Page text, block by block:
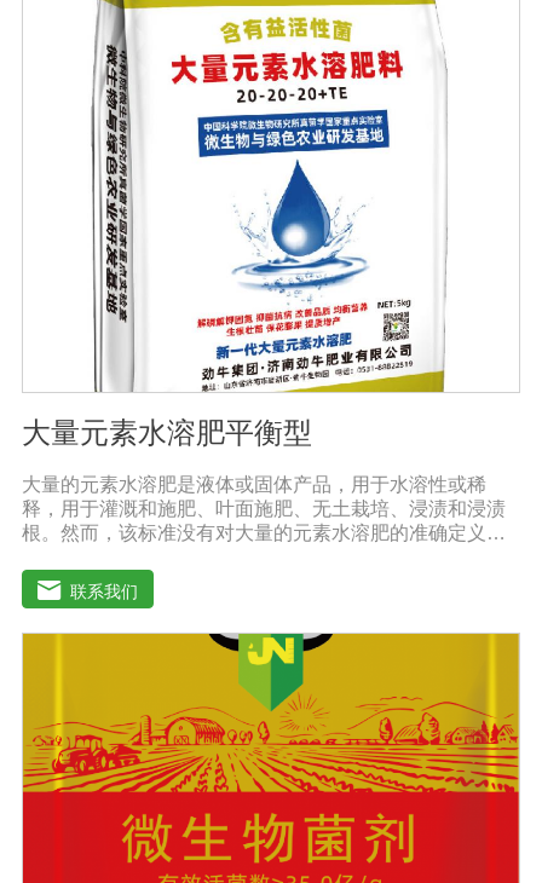
料。使用技巧：1．避免直接冲施，要采取二次稀释法。由
于水溶性肥料有别于一般的复合肥料，所以农民就不能够
按常规施肥方法，造成施肥不均匀，出现烧苗伤根，苗小
苗弱等现象，二次稀释保证冲肥均匀，提高肥料利用率。
2．严格控制施肥量。水溶肥比一般复合肥养分含量高，用
量相对较少。由于其速效性强，难以在土壤中长期存留，
所以要严格控制施肥量，避免肥料流失即降低施肥的经济
效益，达不到高产优质高效的目的。3．尽量单用或与非碱
性的农药混用。比如在蔬菜出现缺素症或根系生长不良
时，不少农民多采用喷施水溶肥的方法加以缓解。在此提
醒农民朋友，水溶肥要尽量单独施用或与非碱性的农药混
用，以免金属离子起反应产生沉淀，造成叶片肥害或药
大量元素水溶肥平衡型
大量的元素水溶肥是液体或固体产品，用于水溶性或稀
释，用于灌溉和施肥、叶面施肥、无土栽培、浸渍和浸渍
根。然而，该标准没有对大量的元素水溶肥的准确定义。
合肥料。大量的元素水溶肥的特点是作物喷洒后通过树枝
和树叶迅速渗透到体内，提高作物运输营养物质的能力，
增加果叶营养物质，增强细胞活力和代谢能力。1.促进发
芽，加速茶树、果树、蔬菜等作物的生长，增加花蕾，促
类、甘蔗、桑树、树苗、果苗和攀缘作物生长得更快。2.
绿叶增强枝条，保护花朵和果实。使用后，叶子呈嫩绿
色，叶子又厚又亮。果树、瓜类、豆类等作物在开花前后
喷洒，也可防止谢花落果。具有显著的保花保果作用，也
是大量元素水溶性肥料的主要作用之一。3.果实大、颗粒
重、早熟、高产果树、瓜类、豆类等多种作物。在果实期
喷洒可以增加果实，提前成熟，在抽穗期和灌浆期喷洒谷
物可以使抽穗整齐，重量显著增加。4.灾后恢复，抗旱、
联系我们